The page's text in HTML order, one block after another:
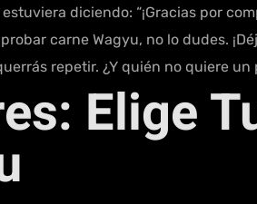
diciendo: “¡Gracias por
carne Wagyu, no lo dudes.
repetir. ¿Y quién no quiere un
Elige